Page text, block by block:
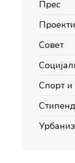
Прес
Проекти
Совет
Спорт